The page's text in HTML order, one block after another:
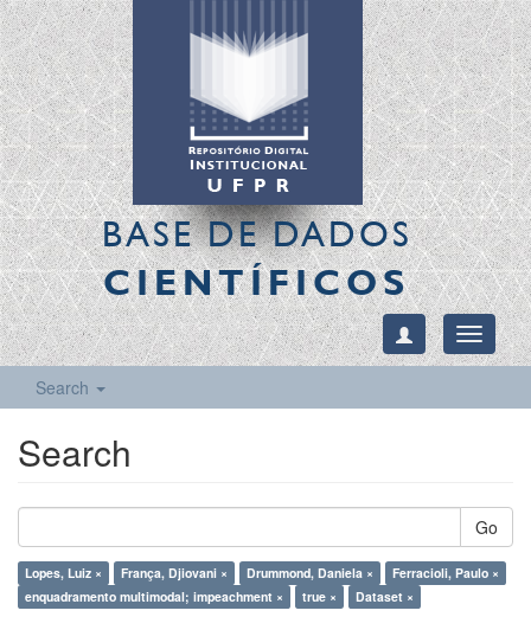
BASE DE DADOS
CIENTÍFICOS
Toggle
Search
Search
Go
Lopes, Luiz × França, Djiovani × Drummond, Daniela ×
Ferracioli, Paulo ×
enquadramento multimodal; impeachment ×
true × Dataset ×